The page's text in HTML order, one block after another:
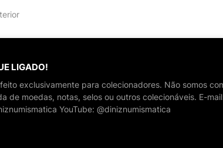
LIGADO!
exclusivamente para colecionadores. Não somos
de moedas, notas, selos ou outros colecionáveis. E-
YouTube: @diniznumismatica